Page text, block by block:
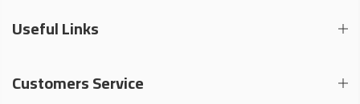
Useful Links
Customers Service